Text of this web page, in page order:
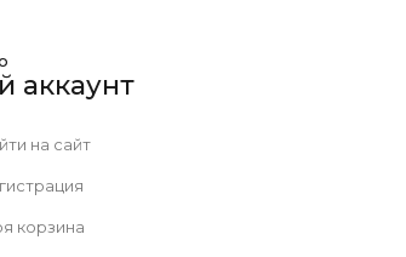
аккаунт
на сайт
корзина